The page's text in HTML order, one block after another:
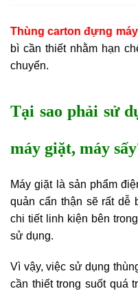
Thùng carton đựng
bì cần thiết nhằm hạn
chuyển.
Tại sao phải sử
máy giặt, máy
Máy giặt là sản phẩm
quản cẩn thận sẽ rất
chi tiết linh kiện bên
sử dụng.
Vì vậy, việc sử dụng
cần thiết trong suốt quá